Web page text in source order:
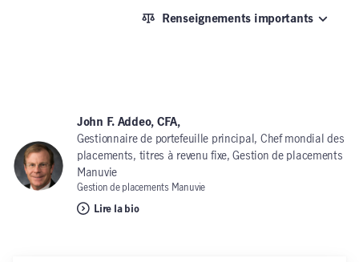
Renseignements importants
John F. Addeo, CFA,
Gestionnaire de portefeuille principal, Chef mondial des
placements, titres à revenu fixe, Gestion de placements
Manuvie
Gestion de placements Manuvie
Lire la bio